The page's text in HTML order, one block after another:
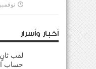
نوفمبر 27, 2020
أخبار وأسرار
لقب
حساب